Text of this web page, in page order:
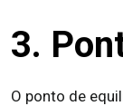
3.
O ponto de